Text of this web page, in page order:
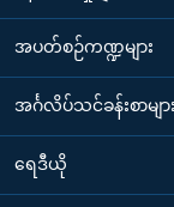
အပတ်စဉ်ကဏ္ဍများ
အင်္ဂလိပ်သင်ခန်းစာများ
ရေဒီယို